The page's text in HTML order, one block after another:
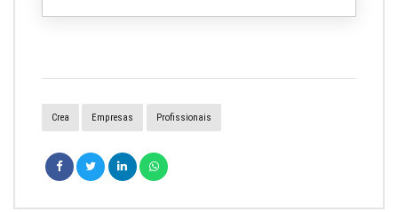
Crea Empresas Profissionais